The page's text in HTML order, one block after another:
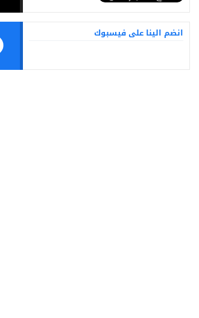
انضم الينا على فيسبوك